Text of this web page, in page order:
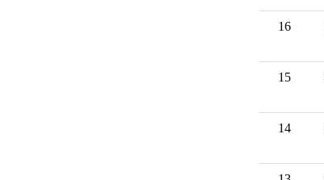
16
15
14